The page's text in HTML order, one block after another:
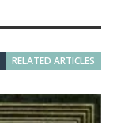
RELATED ARTICLES